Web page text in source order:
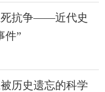
死抗争——近代史
件”
历史遗忘的科学